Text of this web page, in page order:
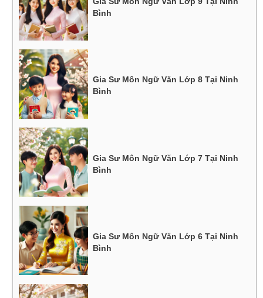
Bình
Gia Sư Môn Ngữ Văn Lớp 8 Tại Ninh
Bình
Gia Sư Môn Ngữ Văn Lớp 7 Tại Ninh
Bình
Gia Sư Môn Ngữ Văn Lớp 6 Tại Ninh
Bình